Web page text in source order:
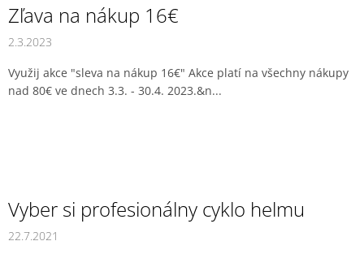
Zľava na nákup 16€
2.3.2023
Využij akce "sleva na nákup 16€" Akce platí na všechny nákupy
nad 80€ ve dnech 3.3. - 30.4. 2023.&n...
Vyber si profesionálny cyklo helmu
22.7.2021